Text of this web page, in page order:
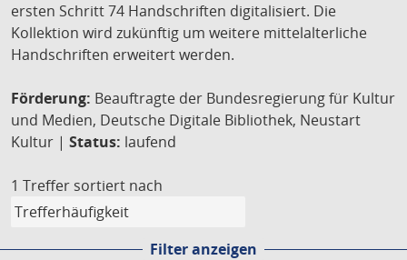
ersten Schritt 74 Handschriften digitalisiert. Die
Kollektion wird zukünftig um weitere mittelalterliche
Handschriften erweitert werden.
Förderung: Beauftragte der Bundesregierung für Kultur
und Medien, Deutsche Digitale Bibliothek, Neustart
Kultur | Status: laufend
1 Treffer sortiert nach
Filter anzeigen